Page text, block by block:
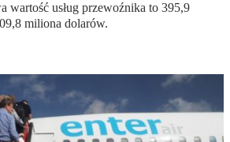
wartość usług przewoźnika to 395,9
miliona dolarów.